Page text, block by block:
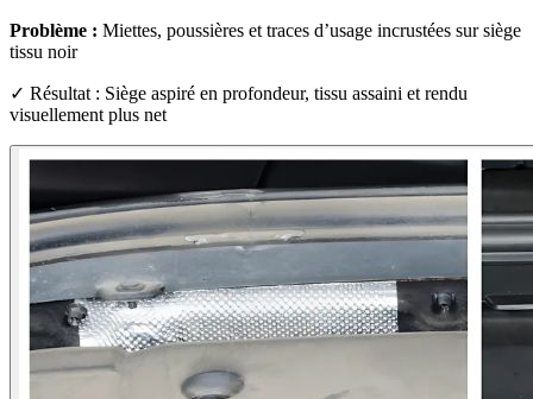
Problème : Miettes, poussières et traces d’usage incrustées sur siège
tissu noir
✓ Résultat : Siège aspiré en profondeur, tissu assaini et rendu
visuellement plus net